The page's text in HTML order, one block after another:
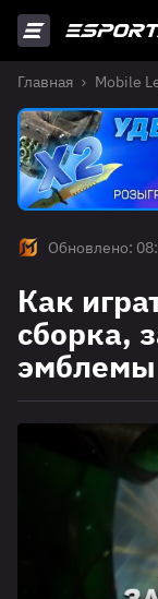
Главная Mobile
Обновлено:
Как
сборка,
эмблемы